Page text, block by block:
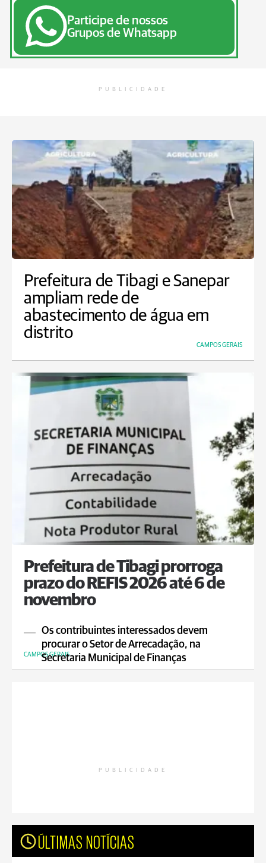
Participe de nossos
Grupos de Whatsapp
PUBLICIDADE
Prefeitura de Tibagi e Sanepar
ampliam rede de
abastecimento de água em
distrito
CAMPOS GERAIS
Prefeitura de Tibagi prorroga
prazo do REFIS 2026 até 6 de
novembro
Os contribuintes interessados devem
procurar o Setor de Arrecadação, na
Secretaria Municipal de Finanças
CAMPOS GERAIS
PUBLICIDADE
ÚLTIMAS NOTÍCIAS